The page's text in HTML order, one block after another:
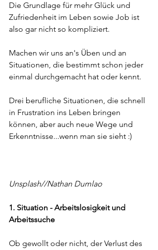
Die Grundlage für mehr Glück und
Zufriedenheit im Leben sowie Job ist
also gar nicht so kompliziert.
Machen wir uns an's Üben und an
Situationen, die bestimmt schon jeder
einmal durchgemacht hat oder kennt.
Drei berufliche Situationen, die schnell
in Frustration ins Leben bringen
können, aber auch neue Wege und
Erkenntnisse...wenn man sie sieht :)
Unsplash//Nathan Dumlao
1. Situation - Arbeitslosigkeit und
Arbeitssuche
Ob gewollt oder nicht, der Verlust des